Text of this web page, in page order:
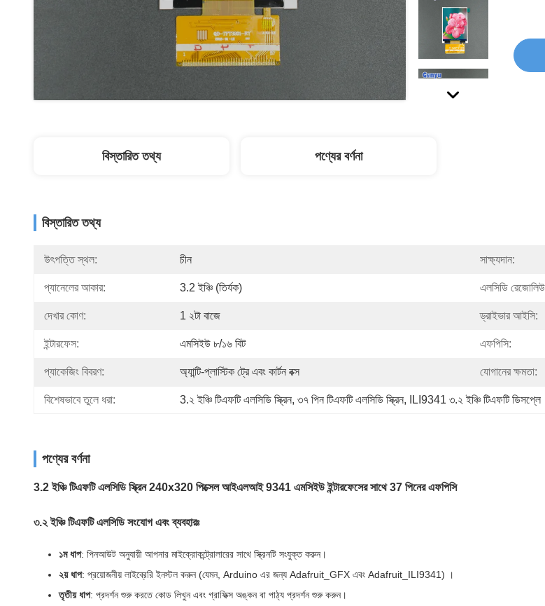
বিস্তারিত তথ্য পণ্যের বর্ণনা
বিস্তারিত তথ্য
উৎপত্তি স্থল: চীন সাক্ষ্যদান:
প্যানেলের আকার: 3.2 ইঞ্চি (তির্যক) এলসিডি
দেখার কোণ: 1 ২টা বাজে ড্রাইভার আইসি:
ইন্টারফেস: এমসিইউ ৮/১৬ বিট এফপিসি:
প্যাকেজিং বিবরণ: অ্যান্টি-প্লাস্টিক ট্রে এবং কার্টন বক্স যোগানের ক্ষমতা:
বিশেষভাবে তুলে ধরা: 3.২ ইঞ্চি টিএফটি এলসিডি স্ক্রিন, ৩৭ পিন টিএফটি এলসিডি স্ক্রিন, ILI9341 ৩.২ ইঞ্চি টিএফটি ডিসপ্লে
পণ্যের বর্ণনা
3.2 ইঞ্চি টিএফটি এলসিডি স্ক্রিন 240x320 পিক্সেল আইএলআই 9341 এমসিইউ ইন্টারফেসের সাথে 37 পিনের এফপিসি
৩.২ ইঞ্চি টিএফটি এলসিডি সংযোগ এবং ব্যবহারঃ
১ম ধাপ: পিনআউট অনুযায়ী আপনার মাইক্রোকন্ট্রোলারের সাথে স্ক্রিনটি সংযুক্ত করুন।
২য় ধাপ: প্রয়োজনীয় লাইব্রেরি ইনস্টল করুন (যেমন, Arduino এর জন্য Adafruit_GFX এবং Adafruit_ILI9341) ।
তৃতীয় ধাপ: প্রদর্শন শুরু করতে কোড লিখুন এবং গ্রাফিক্স অঙ্কন বা পাঠ্য প্রদর্শন শুরু করুন।